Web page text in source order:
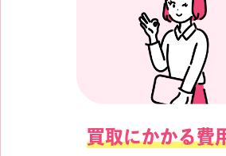
買取にかかる費